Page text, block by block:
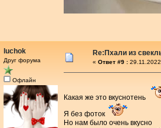
luchok
Друг форума
Офлайн
Re:Пхали из
« Ответ #9 :
Какая же это вкуснотень
Я без фоток
Но нам было очень вкусно